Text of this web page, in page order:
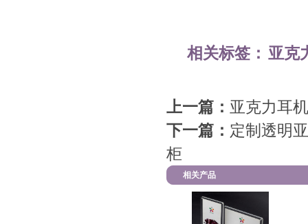
相关标签： 亚克
上一篇： 亚克力耳
下一篇： 定制透明
柜
相关产品